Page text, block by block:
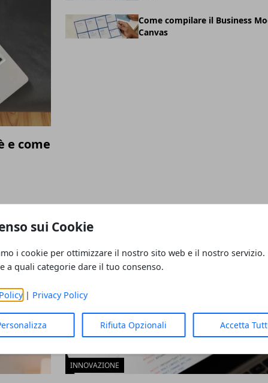
sui Cookie
i cookie per ottimizzare il nostro sito web e il nostro servizio.
a quali categorie dare il tuo consenso.
| Privacy Policy
Rifiuta Opzionali Accetta
e come
Come compilare il Business
Canvas
INNOVAZIONE